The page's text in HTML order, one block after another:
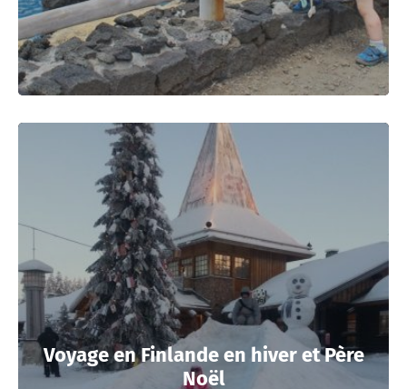
Voyage en Finlande en hiver et Père
Noël